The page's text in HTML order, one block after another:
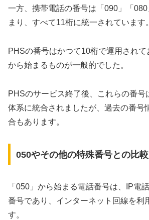
一方、携帯電話の番号は「090」「
まり、すべて11桁に統一されています。
PHSの番号はかつて10桁で運用されて
から始まるものが一般的でした。
PHSのサービス終了後、これらの番号
体系に統合されましたが、過去の番号
合もあります。
050やその他の特殊番号との比較
「050」から始まる電話番号は、IP電
番号であり、インターネット回線を利
す。